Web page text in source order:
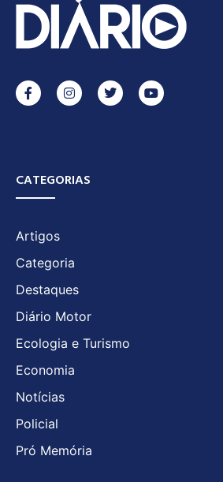
CATEGORIAS
Artigos
Categoria
Destaques
Diário Motor
Ecologia e Turismo
Economia
Notícias
Policial
Pró Memória